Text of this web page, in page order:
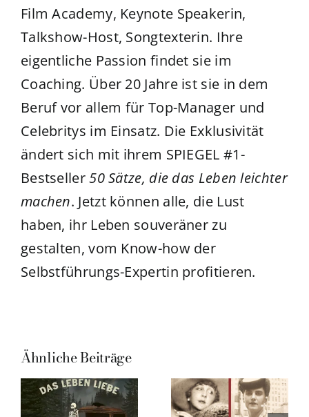
Film Academy, Keynote Speakerin,
Talkshow-Host, Songtexterin. Ihre
eigentliche Passion findet sie im
Coaching. Über 20 Jahre ist sie in dem
Beruf vor allem für Top-Manager und
Celebritys im Einsatz. Die Exklusivität
ändert sich mit ihrem SPIEGEL #1-
Bestseller50 Sätze, die das Leben leichter
machen. Jetzt können alle, die Lust
haben, ihr Leben souveräner zu
gestalten, vom Know-how der
Selbstführungs-Expertin profitieren.
Ähnliche Beiträge